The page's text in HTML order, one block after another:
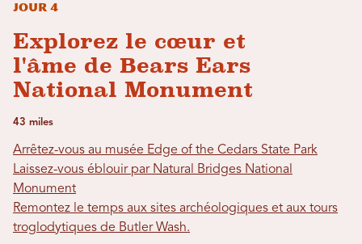
Jour 4
Explorez le cœur et
l'âme de Bears Ears
National Monument
43 miles
Arrêtez-vous au musée Edge of the Cedars State Park
Laissez-vous éblouir par Natural Bridges National
Monument
Remontez le temps aux sites archéologiques et aux tours
troglodytiques de Butler Wash.